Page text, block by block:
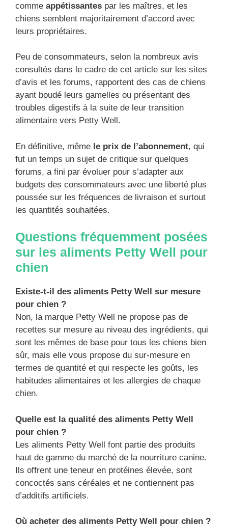
comme appétissantes par les maîtres, et les
chiens semblent majoritairement d’accord avec
leurs propriétaires.
Peu de consommateurs, selon la nombreux avis
consultés dans le cadre de cet article sur les sites
d’avis et les forums, rapportent des cas de chiens
ayant boudé leurs gamelles ou présentant des
troubles digestifs à la suite de leur transition
alimentaire vers Petty Well.
En définitive, même le prix de l’abonnement, qui
fut un temps un sujet de critique sur quelques
forums, a fini par évoluer pour s’adapter aux
budgets des consommateurs avec une liberté plus
poussée sur les fréquences de livraison et surtout
les quantités souhaitées.
Questions fréquemment posées
sur les aliments Petty Well pour
chien
Existe-t-il des aliments Petty Well sur mesure
pour chien ?
Non, la marque Petty Well ne propose pas de
recettes sur mesure au niveau des ingrédients, qui
sont les mêmes de base pour tous les chiens bien
sûr, mais elle vous propose du sur-mesure en
termes de quantité et qui respecte les goûts, les
habitudes alimentaires et les allergies de chaque
chien.
Quelle est la qualité des aliments Petty Well
pour chien ?
Les aliments Petty Well font partie des produits
haut de gamme du marché de la nourriture canine.
Ils offrent une teneur en protéines élevée, sont
concoctés sans céréales et ne contiennent pas
d’additifs artificiels.
Où acheter des aliments Petty Well pour chien ?